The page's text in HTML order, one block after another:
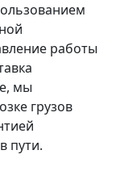
работы
мы
грузов
пути.